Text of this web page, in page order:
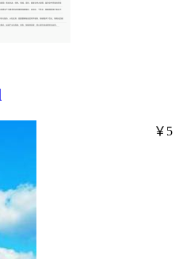
￥5